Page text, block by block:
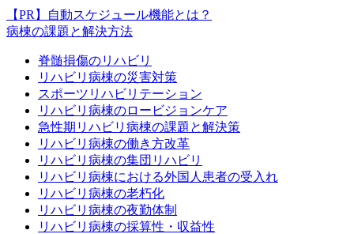
【PR】自動スケジュール機能とは？
病棟の課題と解決方法
脊髄損傷のリハビリ
リハビリ病棟の災害対策
スポーツリハビリテーション
リハビリ病棟のロービジョンケア
急性期リハビリ病棟の課題と解決策
リハビリ病棟の働き方改革
リハビリ病棟の集団リハビリ
リハビリ病棟における外国人患者の受入れ
リハビリ病棟の老朽化
リハビリ病棟の夜勤体制
リハビリ病棟の採算性・収益性